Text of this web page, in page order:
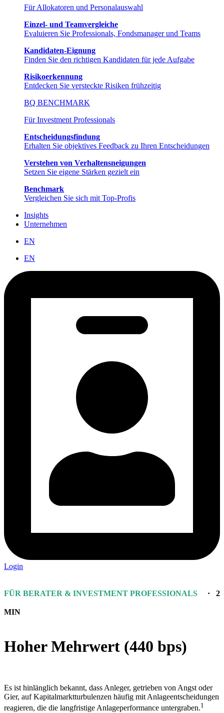
Für Allokatoren und Personalauswahl
Einzel- und Teamvergleiche
Evaluieren Sie Professionals, Fondsmanager und Teams
Kandidaten-Eignung
Finden Sie den richtigen Kandidaten für jede Aufgabe
Risikoerkennung
Entdecken Sie versteckte Risiken frühzeitig
BQ BENCHMARK
Für Investment Professionals
Entscheidungsfindung
Erhalten Sie objektives Feedback zu Ihren Entscheidungen
Verstehen von Verhaltensneigungen
Setzen Sie eigene Stärken gezielt ein
Benchmark
Vergleichen Sie sich mit Top-Profis
Insights
Unternehmen
EN
EN
Login
FÜR BERATER & INVESTMENT PROFESSIONALS · 2
MIN
Hoher Mehrwert (440 bps)
Es ist hinlänglich bekannt, dass Anleger, getrieben von Angst oder
Gier, auf Kapitalmarktturbulenzen häufig mit Anlageentscheidungen
reagieren, die die langfristige Anlageperformance untergraben.1